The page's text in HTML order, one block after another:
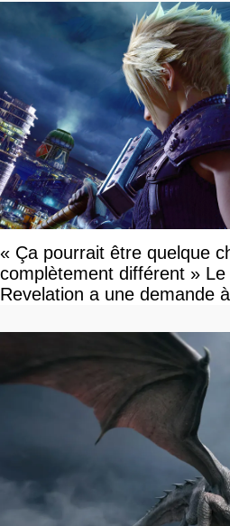
« Ça pourrait être quelque
complètement différent »
Revelation a une demande